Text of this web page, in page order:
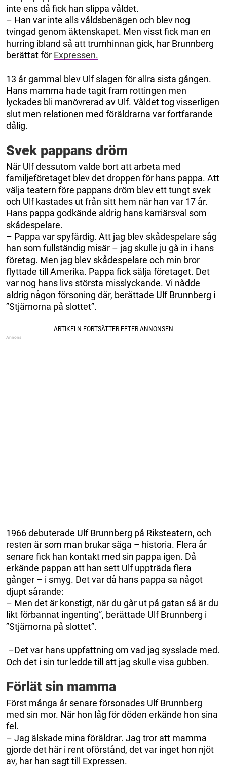
inte ens då fick han slippa våldet.
– Han var inte alls våldsbenägen och blev nog
tvingad genom äktenskapet. Men visst fick man en
hurring ibland så att trumhinnan gick, har Brunnberg
berättat för Expressen.
13 år gammal blev Ulf slagen för allra sista gången.
Hans mamma hade tagit fram rottingen men
lyckades bli manövrerad av Ulf. Våldet tog visserligen
slut men relationen med föräldrarna var fortfarande
dålig.
Svek pappans dröm
När Ulf dessutom valde bort att arbeta med
familjeföretaget blev det droppen för hans pappa. Att
välja teatern före pappans dröm blev ett tungt svek
och Ulf kastades ut från sitt hem när han var 17 år.
Hans pappa godkände aldrig hans karriärsval som
skådespelare.
– Pappa var spyfärdig. Att jag blev skådespelare såg
han som fullständig misär – jag skulle ju gå in i hans
företag. Men jag blev skådespelare och min bror
flyttade till Amerika. Pappa fick sälja företaget. Det
var nog hans livs största misslyckande. Vi nådde
aldrig någon försoning där, berättade Ulf Brunnberg i
”Stjärnorna på slottet”.
1966 debuterade Ulf Brunnberg på Riksteatern, och
resten är som man brukar säga – historia. Flera år
senare fick han kontakt med sin pappa igen. Då
erkände pappan att han sett Ulf uppträda flera
gånger – i smyg. Det var då hans pappa sa något
djupt sårande:
– Men det är konstigt, när du går ut på gatan så är du
likt förbannat ingenting”, berättade Ulf Brunnberg i
”Stjärnorna på slottet”.
–Det var hans uppfattning om vad jag sysslade med.
Och det i sin tur ledde till att jag skulle visa gubben.
Förlät sin mamma
Först många år senare försonades Ulf Brunnberg
med sin mor. När hon låg för döden erkände hon sina
fel.
– Jag älskade mina föräldrar. Jag tror att mamma
gjorde det här i rent oförstånd, det var inget hon njöt
av, har han sagt till Expressen.